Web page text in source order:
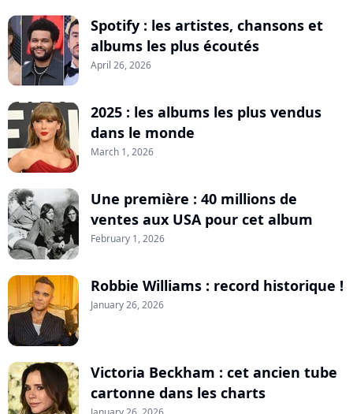
Spotify : les artistes, chansons et
albums les plus écoutés
April 26, 2026
2025 : les albums les plus vendus
dans le monde
March 1, 2026
Une première : 40 millions de
ventes aux USA pour cet album
February 1, 2026
Robbie Williams : record historique !
January 26, 2026
Victoria Beckham : cet ancien tube
cartonne dans les charts